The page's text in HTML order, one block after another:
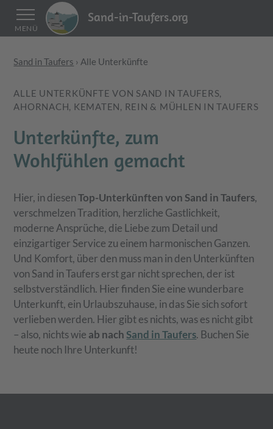
MENÜ
Sand-in-Taufers.org
Sand in Taufers › Alle Unterkünfte
ALLE UNTERKÜNFTE VON SAND IN TAUFERS,
AHORNACH, KEMATEN, REIN & MÜHLEN IN TAUFERS
Unterkünfte, zum
Wohlfühlen gemacht
Hier, in diesenTop-Unterkünften von Sand in Taufers,
verschmelzen Tradition, herzliche Gastlichkeit,
moderne Ansprüche, die Liebe zum Detail und
einzigartiger Service zu einem harmonischen Ganzen.
Und Komfort, über den muss man in den Unterkünften
von Sand in Taufers erst gar nicht sprechen, der ist
selbstverständlich. Hier finden Sie eine wunderbare
Unterkunft, ein Urlaubszuhause, in das Sie sich sofort
verlieben werden. Hier gibt es nichts, was es nicht gibt
– also, nichts wie ab nachSand in Taufers. Buchen Sie
heute noch Ihre Unterkunft!